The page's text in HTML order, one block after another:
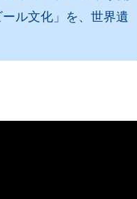
ル文化」を、世界遺